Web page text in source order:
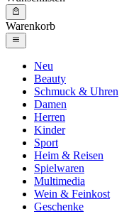
Warenkorb
Neu
Beauty
Schmuck & Uhren
Damen
Herren
Kinder
Sport
Heim & Reisen
Spielwaren
Multimedia
Wein & Feinkost
Geschenke